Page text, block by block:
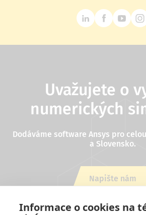
Informace o cookies na
Uvažujete o
numerických
Dodáváme software Ansys pro
a Slovensko.
Napište nám
nebo zavolejte +420 543